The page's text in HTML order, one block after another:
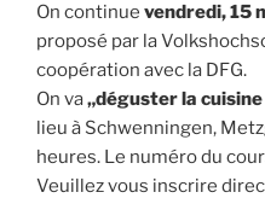
On continue vendredi, 15
proposé par la
coopération avec la DFG.
On va„déguster la
lieu à Schwenningen,
heures. Le numéro du
Veuillez vous inscrire